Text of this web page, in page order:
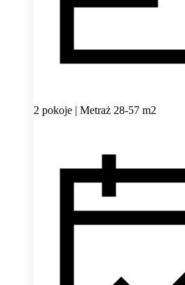
2 pokoje | Metraż 28-57 m2